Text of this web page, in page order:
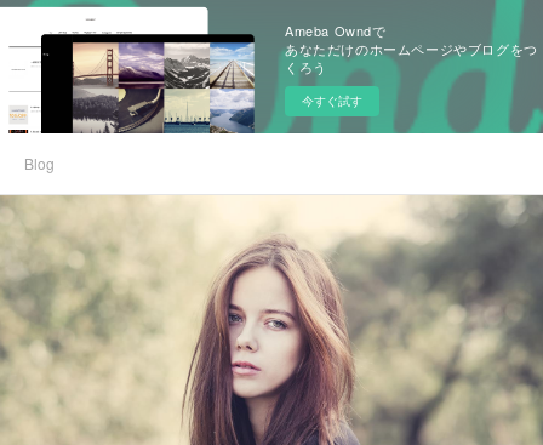
Ameba Owndで
あなただけのホームページやブログをつ
くろう
今すぐ試す
Blog